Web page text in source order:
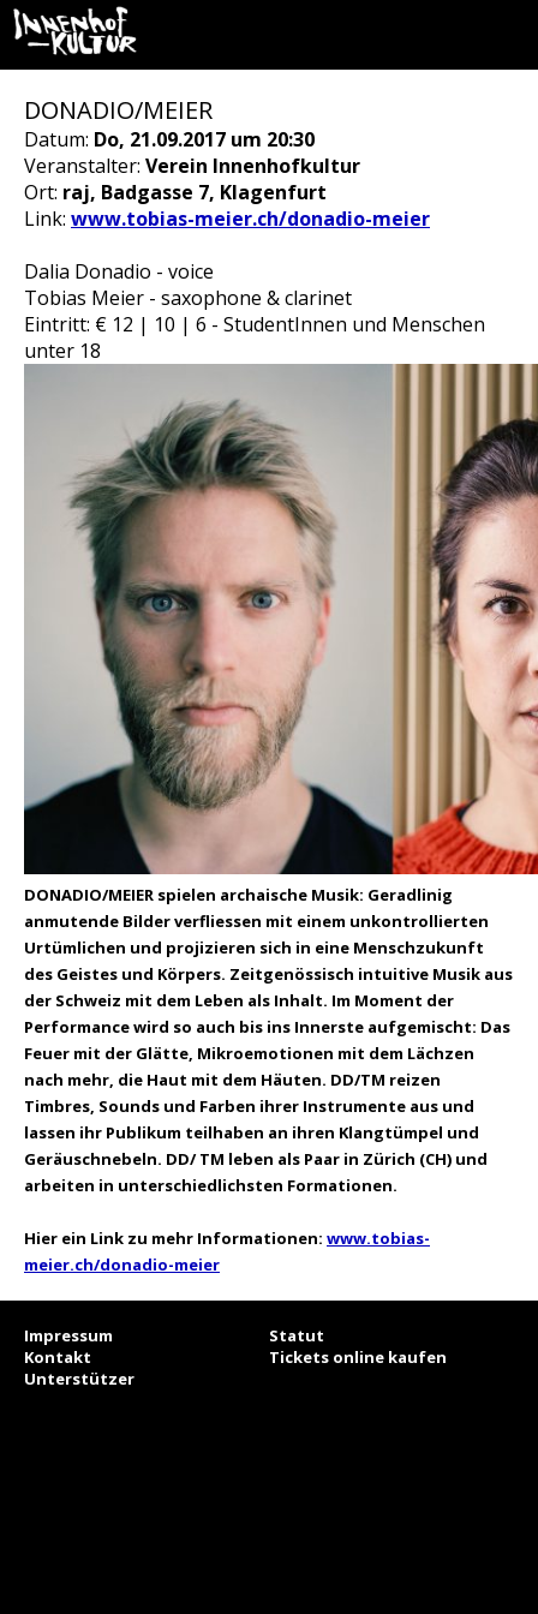
DONADIO/MEIER
Datum: Do, 21.09.2017 um 20:30
Veranstalter: Verein Innenhofkultur
Ort: raj, Badgasse 7, Klagenfurt
Link: www.tobias-meier.ch/donadio-meier
Dalia Donadio - voice
Tobias Meier - saxophone & clarinet
Eintritt: € 12 | 10 | 6 - StudentInnen und Menschen
unter 18
DONADIO/MEIER spielen archaische Musik: Geradlinig
anmutende Bilder verfliessen mit einem unkontrollierten
Urtümlichen und projizieren sich in eine Menschzukunft
des Geistes und Körpers. Zeitgenössisch intuitive Musik aus
der Schweiz mit dem Leben als Inhalt. Im Moment der
Performance wird so auch bis ins Innerste aufgemischt: Das
Feuer mit der Glätte, Mikroemotionen mit dem Lächzen
nach mehr, die Haut mit dem Häuten. DD/TM reizen
Timbres, Sounds und Farben ihrer Instrumente aus und
lassen ihr Publikum teilhaben an ihren Klangtümpel und
Geräuschnebeln. DD/ TM leben als Paar in Zürich (CH) und
arbeiten in unterschiedlichsten Formationen.
Hier ein Link zu mehr Informationen: www.tobias-
meier.ch/donadio-meier
Impressum
Statut
Kontakt
Tickets online kaufen
Unterstützer